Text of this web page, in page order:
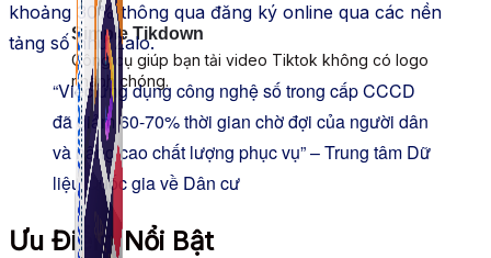
Simple Tikdown
Công cụ giúp bạn tải video Tiktok không có logo
nhanh chóng.
khoảng 30% thông qua đăng ký online qua các nền
tảng số như Zalo.
“Việc ứng dụng công nghệ số trong cấp CCCD
đã giảm 60-70% thời gian chờ đợi của người dân
và nâng cao chất lượng phục vụ” – Trung tâm Dữ
liệu Quốc gia về Dân cư
Ưu Điểm Nổi Bật